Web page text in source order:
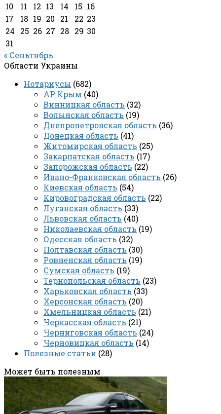
10
11 12 13 14 15 16
17
18 19 20 21 22 23
24
25 26 27 28 29 30
31
« Сеньтябрь
Области Украины
Нотариусы (682)
АР Крым (40)
Винницкая область (32)
Волынская область (19)
Днепропетровская область (36)
Донецкая область (41)
Житомирская область (25)
Закарпатская область (17)
Запорожская область (22)
Ивано-Франковская область (26)
Киевская область (54)
Кировоградская область (22)
Луганская область (33)
Львовская область (40)
Николаевская область (19)
Одесская область (32)
Полтавская область (30)
Ровненская область (19)
Сумская область (19)
Тернопольская область (23)
Харьковская область (33)
Херсонская область (20)
Хмельницкая область (21)
Черкасская область (21)
Черниговская область (24)
Черновицкая область (14)
Полезные статьи (28)
Может быть полезным